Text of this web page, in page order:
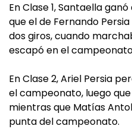
En Clase 1, Santaella
que el de Fernando
dos giros, cuando
escapó en el
En Clase 2, Ariel Persia
el campeonato, luego
mientras que Matías
punta del campeonato.